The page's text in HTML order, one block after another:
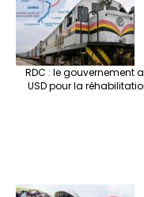
RDC : le gouvernement
USD pour la